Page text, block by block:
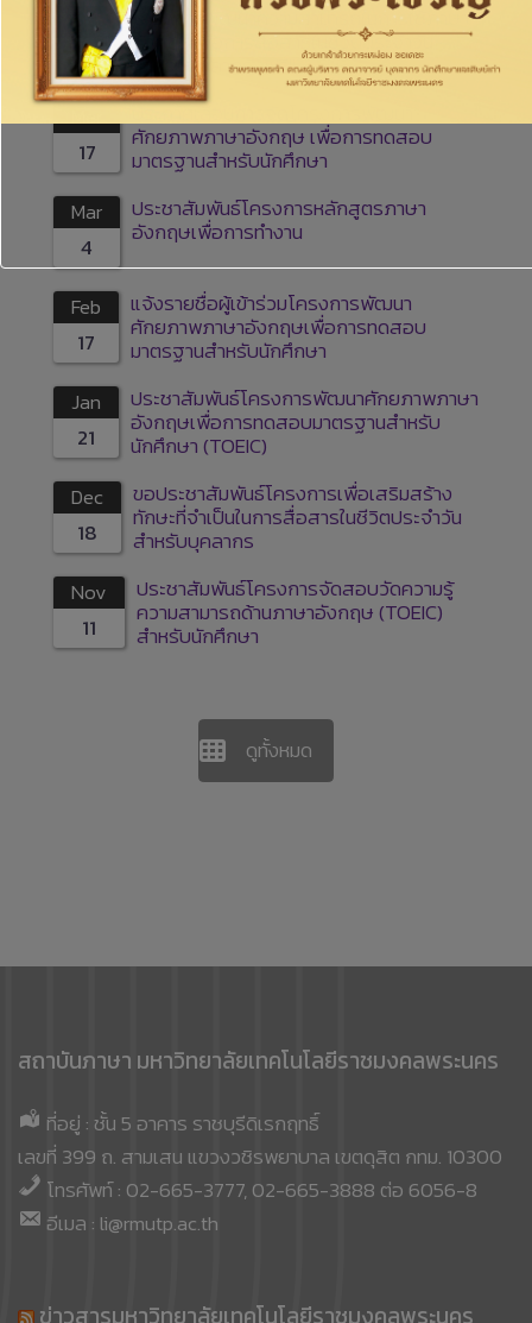
Oct
27
โครงการพัฒนาความสามารถในการใช้ภาษา
อังกฤษเพื่อการสื่อสารในชีวิตประจำวัน
สำหรับบุคลากร…ฟรี!!
Mar
17
ประกาศเลื่อนการจัดโครงการพัฒนา
ศักยภาพภาษาอังกฤษ เพื่อการทดสอบ
มาตรฐานสำหรับนักศึกษา
Mar
4
ประชาสัมพันธ์โครงการหลักสูตรภาษา
อังกฤษเพื่อการทำงาน
Feb
17
แจ้งรายชื่อผู้เข้าร่วมโครงการพัฒนา
ศักยภาพภาษาอังกฤษเพื่อการทดสอบ
มาตรฐานสำหรับนักศึกษา
Jan
21
ประชาสัมพันธ์โครงการพัฒนาศักยภาพภาษา
อังกฤษเพื่อการทดสอบมาตรฐานสำหรับ
นักศึกษา (TOEIC)
Dec
18
ขอประชาสัมพันธ์โครงการเพื่อเสริมสร้าง
ทักษะที่จำเป็นในการสื่อสารในชีวิตประจำวัน
สำหรับบุคลากร
Nov
11
ประชาสัมพันธ์โครงการจัดสอบวัดความรู้
ความสามารถด้านภาษาอังกฤษ (TOEIC)
สำหรับนักศึกษา
ดูทั้งหมด
สถาบันภาษา มหาวิทยาลัยเทคโนโลยีราชมงคลพระนคร
ที่อยู่ : ชั้น 5 อาคาร ราชบุรีดิเรกฤทธิ์
เลขที่ 399 ถ. สามเสน แขวงวชิรพยาบาล เขตดุสิต กทม. 10300
โทรศัพท์ : 02-665-3777, 02-665-3888 ต่อ 6056-8
อีเมล : li@rmutp.ac.th